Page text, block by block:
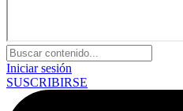
Iniciar sesión
SUSCRIBIRSE